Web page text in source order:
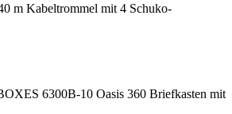
m Kabeltrommel mit 4 Schuko-